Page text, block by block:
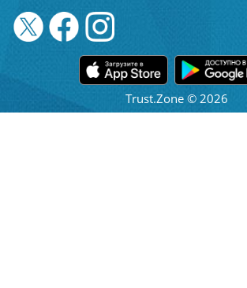
Trust.Zone © 2026